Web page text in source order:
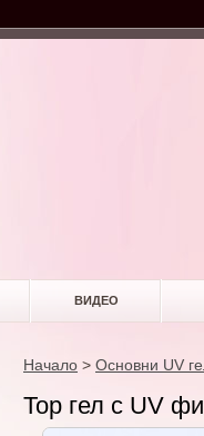
ВИДЕО
Начало > Основни UV
Top гел с UV